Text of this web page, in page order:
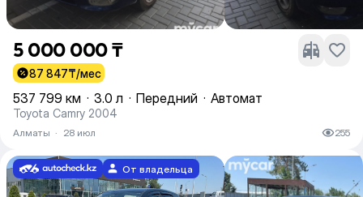
5 000 000 ₸
87 847₸/мес
537 799 км · 3.0 л · Передний · Автомат
Toyota Camry 2004
Алматы · 28 июл 255
От владельца